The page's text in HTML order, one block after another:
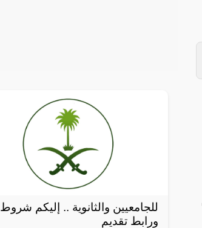
للجامعيين والثانوية .. إليكم شروط
ورابط تقديم